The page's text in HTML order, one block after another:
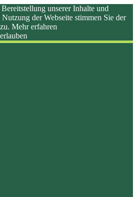
unserer Inhalte und
der Webseite stimmen Sie der
Mehr erfahren